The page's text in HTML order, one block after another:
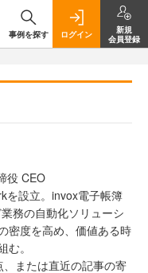
事例を探す ログイン
新規
会員登録
役 CEO
を設立。invox電子帳簿
務の自動化ソリューシ
密度を高め、価値ある時
。
または直近の記事の寄